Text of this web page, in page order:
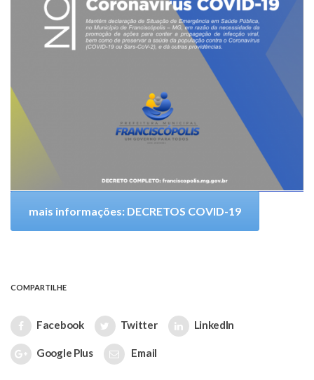
mais informações: DECRETOS COVID-19
COMPARTILHE
Facebook Twitter LinkedIn
Google Plus Email